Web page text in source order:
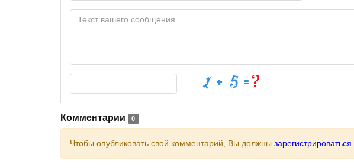
Комментарии 0
Чтобы опубликовать свой комментарий, Вы должны зарегистрироваться